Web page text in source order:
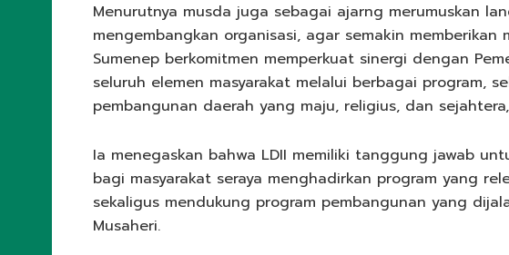
Menurutnya musda juga sebagai ajarng merumuskan
mengembangkan organisasi, agar semakin memberikan
Sumenep berkomitmen memperkuat sinergi dengan
seluruh elemen masyarakat melalui berbagai program,
pembangunan daerah yang maju, religius, dan
Ia menegaskan bahwa LDII memiliki tanggung jawab
bagi masyarakat seraya menghadirkan program yang
sekaligus mendukung program pembangunan yang
Musaheri.